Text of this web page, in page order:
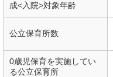
成<入院>対象年齢
公立保育所数
0歳児保育を実施してい
る公立保育所